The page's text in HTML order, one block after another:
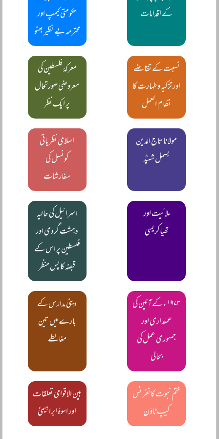
کے اقدامات
حکومتی کیمپ اور
محترمہ بے نظیر بھٹو
نسبت کے تقاضے
اور تزکیہ و طہارت کا
نظام العمل
معرکۂ فلسطین کی
معروضی صورتحال
پر ایک نظر
مولانا تاج الدین
بسمل شہیدؒ
اسلامی نظریاتی
کونسل کی
سفارشات
ملائیت اور
تھیاکریسی
اسرائیل کی حالیہ
دہشت گردی اور
فلسطین پر اس کے
قبضہ کا پس منظر
۱۹۷۳ء کے آئین کی
عملداری اور
جمہوری عمل کی
بحالی
دینی مدارس کے
بارے میں تین
مغالطے
ختم نبوت کانفرنس
کیپ ٹاؤن
بین الاقوامی تعلقات
اور اسوۂ ابراہیمیؑ